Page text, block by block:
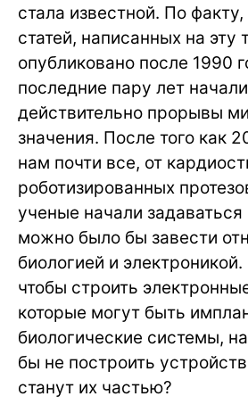
стала известной. По
статей, написанных на эту
опубликовано после 1990
последние пару лет
действительно прорывы
значения. После того как
нам почти все, от
роботизированных
ученые начали
можно было бы завести
биологией и электроникой.
чтобы строить
которые могут быть
биологические системы,
бы не построить
станут их частью?